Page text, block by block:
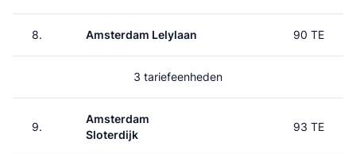
8. Amsterdam Lelylaan 90 TE
3 tariefeenheden
9.
Amsterdam
Sloterdijk
93 TE